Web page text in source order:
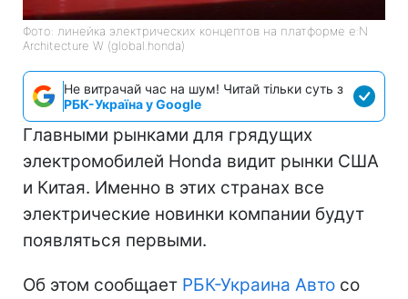
Фото: линейка электрических концептов на платформе e:N
Architecture W (global.honda)
Не витрачай час на шум! Читай тільки суть з
РБК-Україна у Google
Главными рынками для грядущих
электромобилей Honda видит рынки США
и Китая. Именно в этих странах все
электрические новинки компании будут
появляться первыми.
Об этом сообщает РБК-Украина Авто со